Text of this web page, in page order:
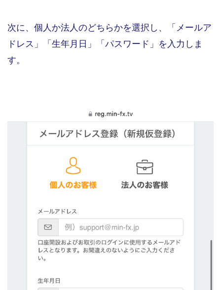
次に、個人か法人のどちらかを選択し、「メールア
ドレス」「生年月日」「パスワード」を入力しま
す。